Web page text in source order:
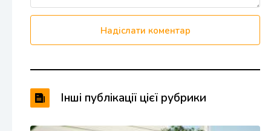
Надіслати коментар
Інші публікації цієї рубрики